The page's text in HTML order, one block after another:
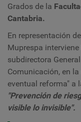
Grados de la
Cantabria.
En representación de
Muprespa interviene
subdirectora
Comunicación, en
eventual reforma" a
"Prevención de
visible lo invisible".